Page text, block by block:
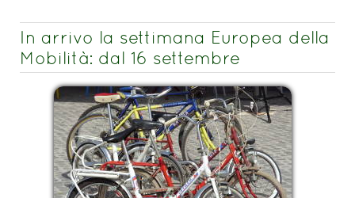
In arrivo la settimana Europea della
Mobilità: dal 16 settembre